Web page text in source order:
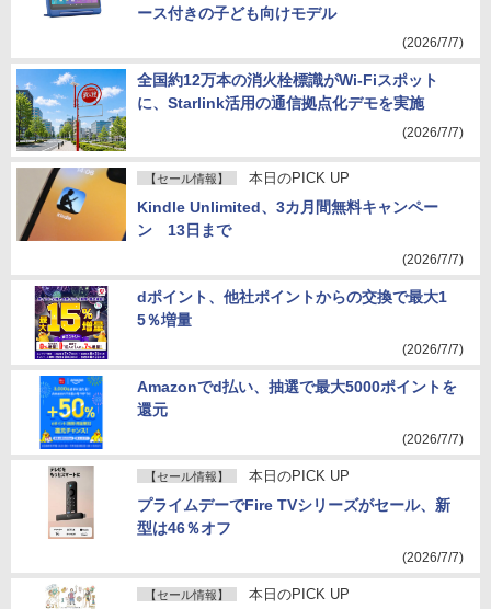
ース付きの子ども向けモデル
(2026/7/7)
全国約12万本の消火栓標識がWi-Fiスポット
に、Starlink活用の通信拠点化デモを実施
(2026/7/7)
【セール情報】 本日のPICK UP
Kindle Unlimited、3カ月間無料キャンペー
ン 13日まで
(2026/7/7)
dポイント、他社ポイントからの交換で最大1
5％増量
(2026/7/7)
Amazonでd払い、抽選で最大5000ポイントを
還元
(2026/7/7)
【セール情報】 本日のPICK UP
プライムデーでFire TVシリーズがセール、新
型は46％オフ
(2026/7/7)
【セール情報】 本日のPICK UP